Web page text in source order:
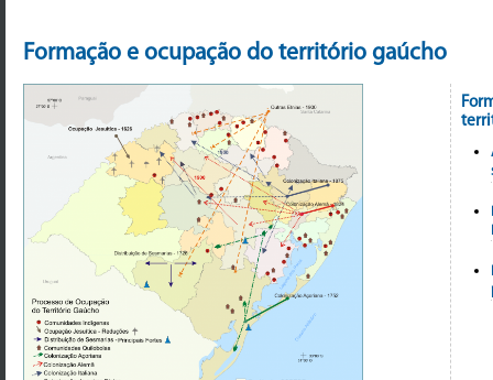
Formação e ocupação do território gaúcho